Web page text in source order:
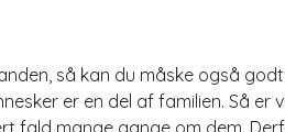
så kan du måske også
er en del af familien. Så er
fald mange gange om dem.